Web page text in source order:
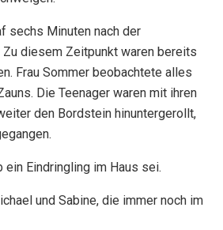
sechs Minuten nach der
diesem Zeitpunkt waren bereits
Frau Sommer beobachtete alles
Die Teenager waren mit ihren
den Bordstein hinuntergerollt,
Eindringling im Haus sei.
und Sabine, die immer noch im